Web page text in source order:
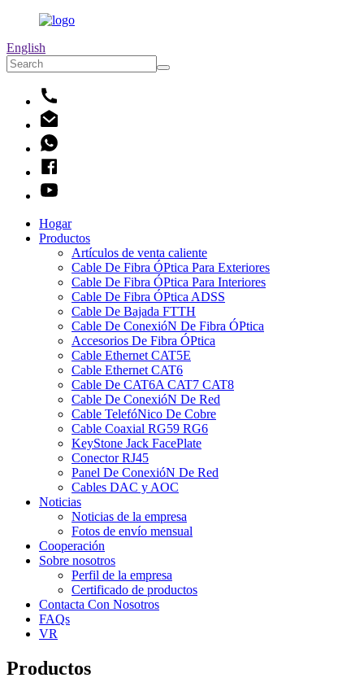
English
Hogar
Productos
Artículos de venta caliente
Cable De Fibra ÓPtica Para Exteriores
Cable De Fibra ÓPtica Para Interiores
Cable De Fibra ÓPtica ADSS
Cable De Bajada FTTH
Cable De ConexióN De Fibra ÓPtica
Accesorios De Fibra ÓPtica
Cable Ethernet CAT5E
Cable Ethernet CAT6
Cable De CAT6A CAT7 CAT8
Cable De ConexióN De Red
Cable TelefóNico De Cobre
Cable Coaxial RG59 RG6
KeyStone Jack FacePlate
Conector RJ45
Panel De ConexióN De Red
Cables DAC y AOC
Noticias
Noticias de la empresa
Fotos de envío mensual
Cooperación
Sobre nosotros
Perfil de la empresa
Certificado de productos
Contacta Con Nosotros
FAQs
VR
Productos